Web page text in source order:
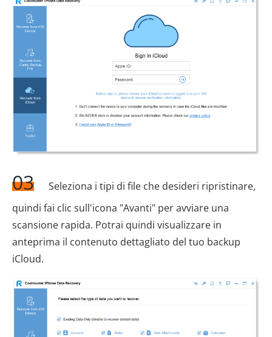
03
Seleziona i tipi di file che desideri ripristinare,
quindi fai clic sull'icona "Avanti" per avviare una
scansione rapida. Potrai quindi visualizzare in
anteprima il contenuto dettagliato del tuo backup
iCloud.